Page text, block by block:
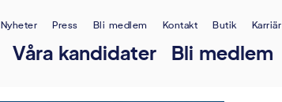
Nyheter Press Bli medlem Kontakt Butik Karriär
Våra kandidater Bli medlem